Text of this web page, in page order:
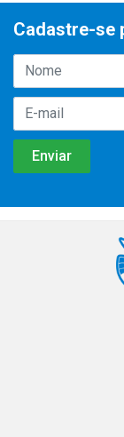
Cadastre-se